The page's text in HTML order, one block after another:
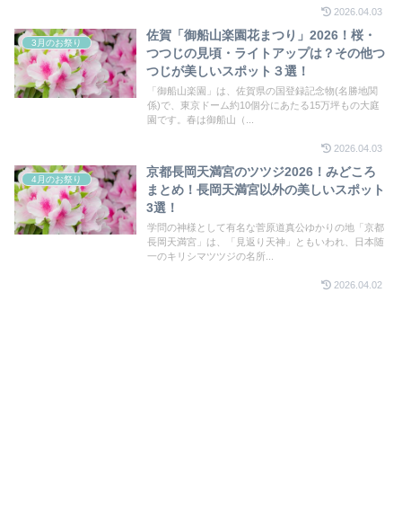
2026.04.03
3月のお祭り
佐賀「御船山楽園花まつり」2026！桜・
つつじの見頃・ライトアップは？その他つ
つじが美しいスポット３選！
「御船山楽園」は、佐賀県の国登録記念物(名勝地関
係)で、東京ドーム約10個分にあたる15万坪もの大庭
園です。春は御船山（...
2026.04.03
4月のお祭り
京都長岡天満宮のツツジ2026！みどころ
まとめ！長岡天満宮以外の美しいスポット
3選！
学問の神様として有名な菅原道真公ゆかりの地「京都
長岡天満宮」は、「見返り天神」ともいわれ、日本随
一のキリシマツツジの名所...
2026.04.02